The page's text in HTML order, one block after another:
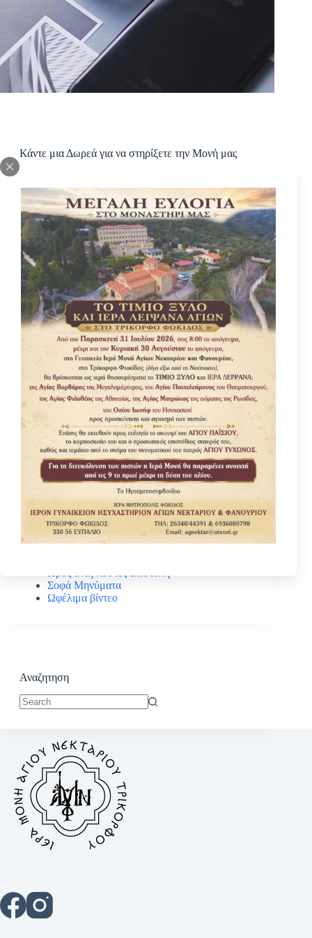
Κάντε μια Δωρεά για να στηρίξετε την Μονή μας
Κατηγοριες
Βίοι Αγίων
Γέροντας Νεκτάριος Μουλατσιώτης
Διάφορα ψυχωφελή κείμενα
Κάτι ενδιαφέρον
Νέα – Ανακοινώσεις
Σοφά Μηνύματα
Ωφέλιμα βίντεο
Αναζητηση